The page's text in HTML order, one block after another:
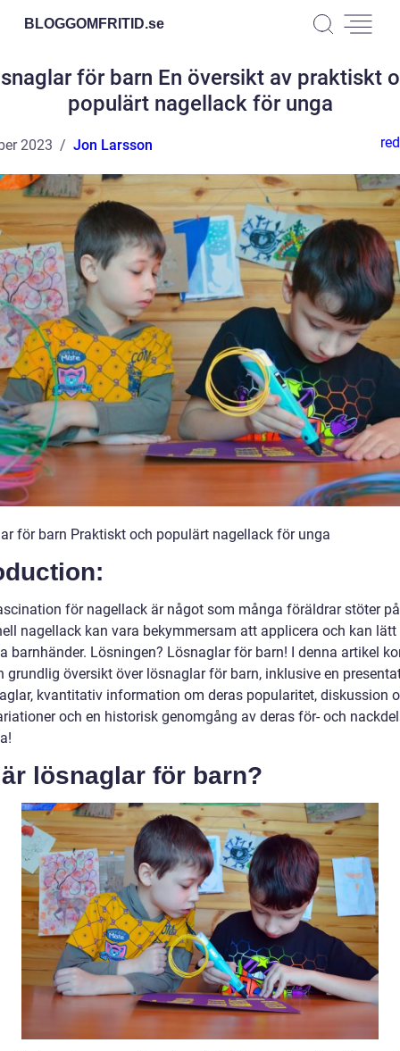
BLOGGOMFRITID.se
för barn En översikt av praktiskt
populärt nagellack för unga
2023 Jon Larsson
för barn Praktiskt och populärt nagellack för unga
för nagellack är något som många föräldrar stöter
nagellack kan vara bekymmersam att applicera och kan lätt
barnhänder. Lösningen? Lösnaglar för barn! I denna artikel
grundlig översikt över lösnaglar för barn, inklusive en
kvantitativ information om deras popularitet, diskussion
och en historisk genomgång av deras för- och
lösnaglar för barn?